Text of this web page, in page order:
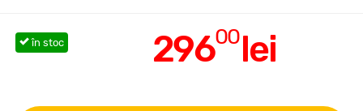
29600lei
în stoc